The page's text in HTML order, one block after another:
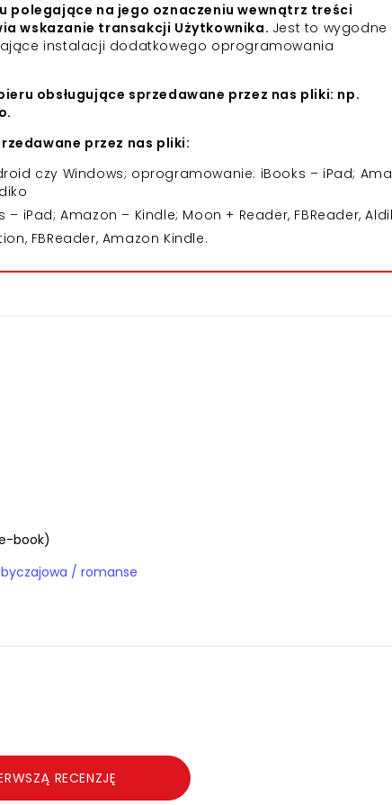
polegające na jego oznaczeniu wewnątrz treści
wskazanie transakcji Użytkownika. Jest to wygodne
instalacji dodatkowego oprogramowania
obsługujące sprzedawane przez nas pliki: np.
przez nas pliki:
czy Windows; oprogramowanie: iBooks – iPad;
iPad; Amazon – Kindle; Moon + Reader, FBReader,
FBReader, Amazon Kindle.
book)
/ romanse
RECENZJĘ